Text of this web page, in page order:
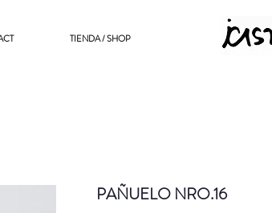
TIENDA / SHOP
PAÑUELO NRO.16